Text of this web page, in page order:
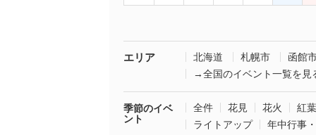
エリア 北海道 札幌市
函館
→全国のイベント一覧を見
季節のイベ
ント
全件 花見 花火
紅葉
ライトアップ
年中行事